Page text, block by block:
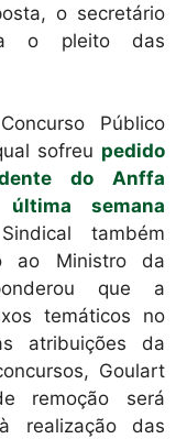
o secretário
o pleito das
Público
sofreu pedido
do Anffa
semana
também
ao Ministro da
que a
temáticos no
atribuições da
Goulart
remoção será
realização das